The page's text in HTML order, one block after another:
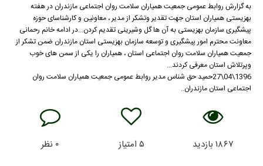
به گزارش روابط عمومی جمعیت همیاران سلامت روان اجتماعی مازندران در هفته
بهزیستی همیاران استان جهت تقدیر وتشکر از مدیر ، معاونین و کارشناسای حوزه
پیشگیری سازمان بهزیستی به آن ها گل وشیرینی تقدیم کردن...در ادامه خانم رحمانی
معاونت محترم امور پیشگیری و توسعه سازمان بهزیستی استان مازندران ضمن تشکر از
جمعیت همیاران سلامت روان اجتماعی استان ، همیاران را یکی از سمن های خوب
وپرتلاش استان معرفی کردند...
1396\04\27حمید حق شناس مدیر روابط عمومی جمعیت همیاران سلامت روان
اجتماعی استان مازندران..
۱۸۶۷ بازدید ۵ امتیاز ۰ نظر